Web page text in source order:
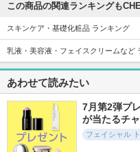
5.6
39424件
フェイシャル トリ
ートメント エッセ
ンス
SK-II
スキ
ンス
SK-II
この商品の関連ランキングも
スキンケア・基礎化粧品 ランキング
乳液・美容液・フェイスクリームなど
あわせて読みたい
7月第2弾プ
が当たるチ
フェイシャル